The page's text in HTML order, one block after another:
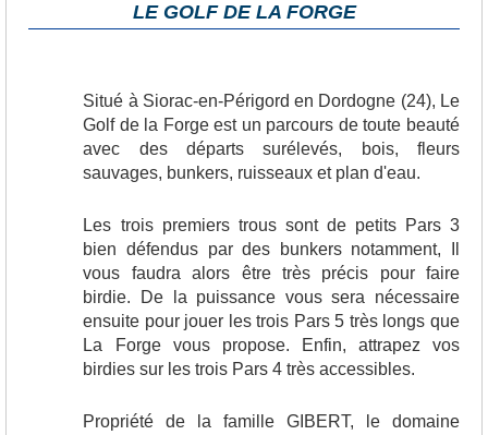
LE GOLF DE LA FORGE
Situé à Siorac-en-Périgord en Dordogne (24), Le
Golf de la Forge est un parcours de toute beauté
avec des départs surélevés, bois, fleurs
sauvages, bunkers, ruisseaux et plan d'eau.
Les trois premiers trous sont de petits Pars 3
bien défendus par des bunkers notamment, Il
vous faudra alors être très précis pour faire
birdie. De la puissance vous sera nécessaire
ensuite pour jouer les trois Pars 5 très longs que
La Forge vous propose. Enfin, attrapez vos
birdies sur les trois Pars 4 très accessibles.
Propriété de la famille GIBERT, le domaine